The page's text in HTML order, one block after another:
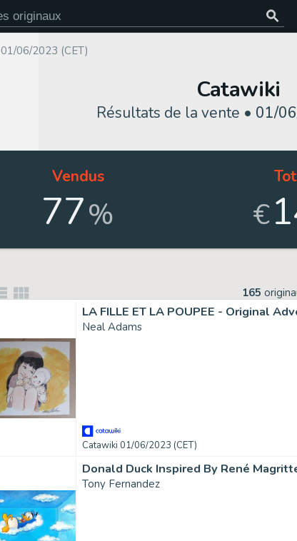
01/06/2023 (CET)
Catawiki
Résultats de la vente • 01/
Vendus
77% €
165
LA FILLE ET LA POUPEE - Original
Neal Adams
Catawiki 01/06/2023 (CET)
Tony Fernandez